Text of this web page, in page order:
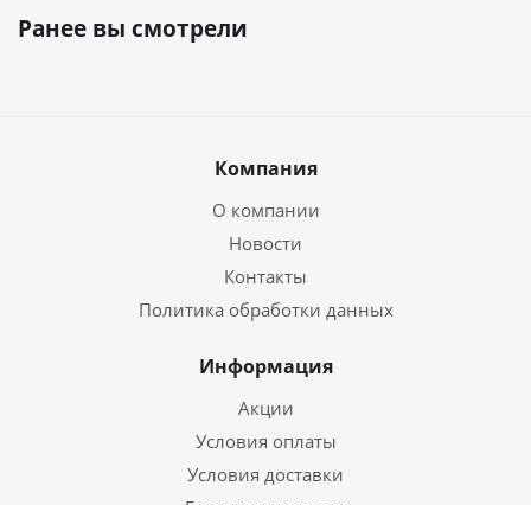
Ранее вы смотрели
Компания
О компании
Новости
Контакты
Политика обработки данных
Информация
Акции
Условия оплаты
Условия доставки